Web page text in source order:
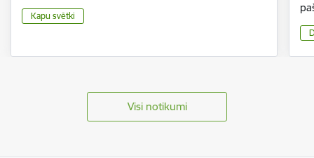
Kapu svētki
Visi notikumi